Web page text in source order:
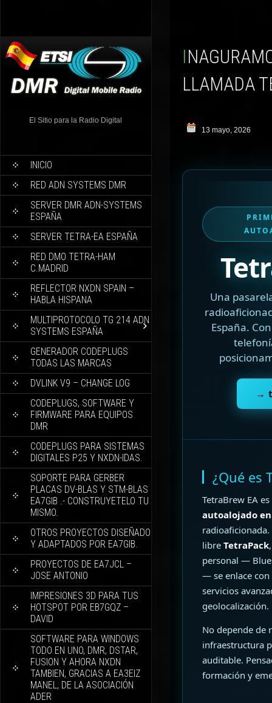
El Sitio para la Radio Digital
INICIO
RED ADN SYSTEMS DMR
SERVER DMR ADN-SYSTEMS
ESPAÑA
SERVER TETRA-EA ESPAÑA
RED DMO TETRA-HAM
C.MADRID
REFLECTOR NXDN SPAIN –
HABLA HISPANA
MULTIPROTOCOLO TG 214 ADN
SYSTEMS ESPAÑA
GENERADOR CODEPLUGS
TODAS LAS MARCAS
DVLINK V9 – CHANGE LOG
CODEPLUGS, SOFTWARE Y
FIRMWARE PARA EQUIPOS
DMR
CODEPLUGS PARA SISTEMAS
DIGITALES P25 Y NXDN-IDAS.
SOPORTE PARA GERBER
PLACAS DV-BLAS Y STM-BLAS
EA7GIB .- CONSTRUYETELO TU
MISMO.
OTROS PROYECTOS DISEÑADO
Y ADAPTADOS POR EA7GIB.
PROYECTOS DE EA7JCL –
JOSE ANTONIO
IMPRESIONES 3D PARA TUS
HOTSPOT POR EB7GQZ –
DAVID
SOFTWARE PARA WINDOWS
TODO EN UNO, DMR, DSTAR,
FUSION Y AHORA NXDN
TAMBIEN, GRACIAS A EA3EIZ
MANEL, DE LA ASOCIACIÓN
ADER
INAGURAMOS EL PRIMER SERVIDOR TETRA EN ESPAÑA
LLAMADA
13 mayo, 2026
Una
España.
→
¿Qué es
TetraBrew EA
autoalojado en
libre TetraPack
personal —
— se enlace
servicios
geolocalización.
No depende de
infraestructura
auditable.
formación y